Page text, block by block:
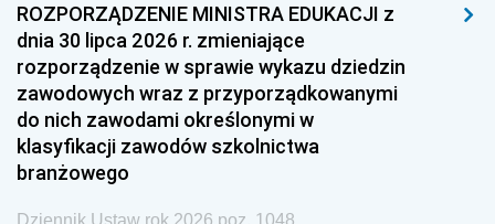
ROZPORZĄDZENIE MINISTRA EDUKACJI z
dnia 30 lipca 2026 r. zmieniające
rozporządzenie w sprawie wykazu dziedzin
zawodowych wraz z przyporządkowanymi
do nich zawodami określonymi w
klasyfikacji zawodów szkolnictwa
branżowego
Dziennik Ustaw rok 2026 poz. 1048